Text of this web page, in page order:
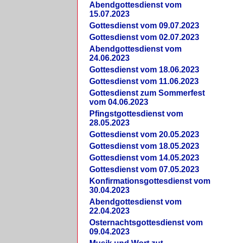
Abendgottesdienst vom
15.07.2023
Gottesdienst vom 09.07.2023
Gottesdienst vom 02.07.2023
Abendgottesdienst vom
24.06.2023
Gottesdienst vom 18.06.2023
Gottesdienst vom 11.06.2023
Gottesdienst zum Sommerfest
vom 04.06.2023
Pfingstgottesdienst vom
28.05.2023
Gottesdienst vom 20.05.2023
Gottesdienst vom 18.05.2023
Gottesdienst vom 14.05.2023
Gottesdienst vom 07.05.2023
Konfirmationsgottesdienst vom
30.04.2023
Abendgottesdienst vom
22.04.2023
Osternachtsgottesdienst vom
09.04.2023